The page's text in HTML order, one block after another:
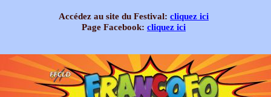
Accédez au site du Festival: cliquez ici
Page Facebook: cliquez ici